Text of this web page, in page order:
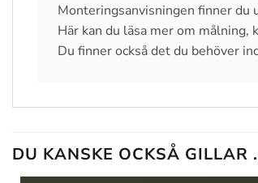
Monteringsanvisningen finner du
Här kan du läsa mer om målning,
Du finner också det du behöver
DU KANSKE OCKSÅ GILLAR